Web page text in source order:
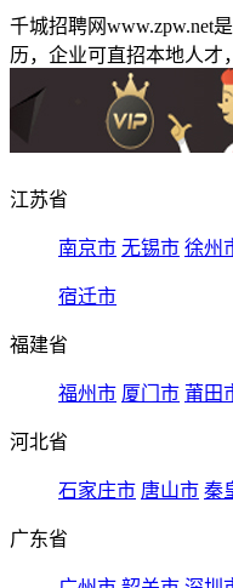
千城招聘网www.zpw.net
历，企业可直招本地人才
江苏省
南京市 无锡市 徐州
宿迁市
福建省
福州市 厦门市 莆田
河北省
石家庄市 唐山市 秦
广东省